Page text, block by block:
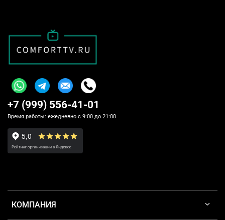
КОМПАНИЯ
+7 (999) 556-41-01
Время работы: ежедневно с 9:00 до 21:00